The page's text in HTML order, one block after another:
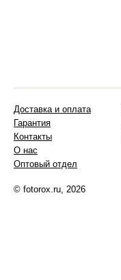
Доставка и оплата
Гарантия
Контакты
О нас
Оптовый отдел
© fotorox.ru, 2026